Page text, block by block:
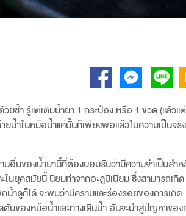
ยซ้ำ รู้แต่เติมน้ำยา 1 กระป๋อง หรือ 1 ขวด (แล้วแ
ยน้ำในหม้อน้ำแค่นั้นก็เพียงพอแล้วในความเป็นจริ
อื่นของน้ำยานี้ที่ต้องยอมรับว่ามีความจำเป็นสำ
นยุคสมัยนี้ นิยมทำจากอะลูมิเนียม ซึ่งสามารถเกิด
ำดูก็ได้ จะพบว่ามีคราบและร่องรอยของการเกิด
นของหม้อน้ำและทางเดินน้ำ อันจะนำสู่ปัญหาของ